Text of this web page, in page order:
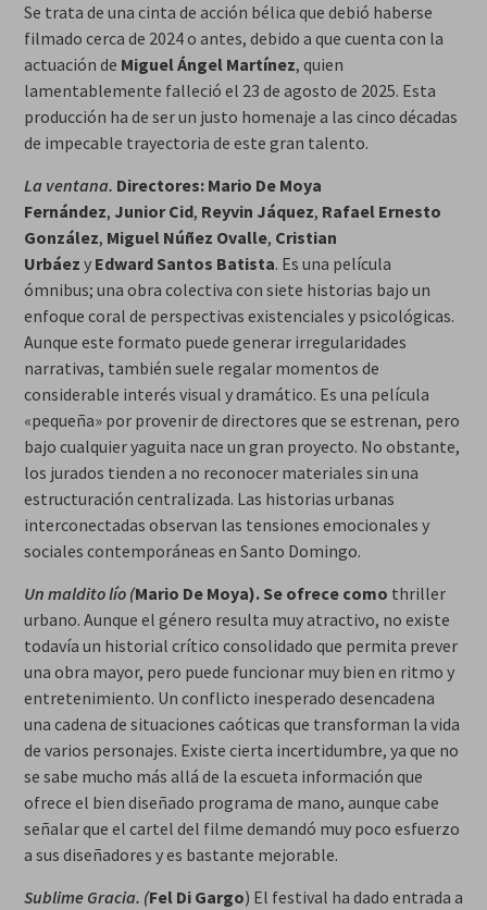
Se trata de una cinta de acción bélica que debió haberse
filmado cerca de 2024 o antes, debido a que cuenta con la
actuación de Miguel Ángel Martínez, quien
lamentablemente falleció el 23 de agosto de 2025. Esta
producción ha de ser un justo homenaje a las cinco décadas
de impecable trayectoria de este gran talento.
La ventana. Directores: Mario De Moya
Fernández, Junior Cid, Reyvin Jáquez, Rafael Ernesto
González, Miguel Núñez Ovalle, Cristian
Urbáez y Edward Santos Batista. Es una película
ómnibus; una obra colectiva con siete historias bajo un
enfoque coral de perspectivas existenciales y psicológicas.
Aunque este formato puede generar irregularidades
narrativas, también suele regalar momentos de
considerable interés visual y dramático. Es una película
«pequeña» por provenir de directores que se estrenan, pero
bajo cualquier yaguita nace un gran proyecto. No obstante,
los jurados tienden a no reconocer materiales sin una
estructuración centralizada. Las historias urbanas
interconectadas observan las tensiones emocionales y
sociales contemporáneas en Santo Domingo.
Un maldito lío (Mario De Moya). Se ofrece como thriller
urbano. Aunque el género resulta muy atractivo, no existe
todavía un historial crítico consolidado que permita prever
una obra mayor, pero puede funcionar muy bien en ritmo y
entretenimiento. Un conflicto inesperado desencadena
una cadena de situaciones caóticas que transforman la vida
de varios personajes. Existe cierta incertidumbre, ya que no
se sabe mucho más allá de la escueta información que
ofrece el bien diseñado programa de mano, aunque cabe
señalar que el cartel del filme demandó muy poco esfuerzo
a sus diseñadores y es bastante mejorable.
Sublime Gracia. (Fel Di Gargo) El festival ha dado entrada a